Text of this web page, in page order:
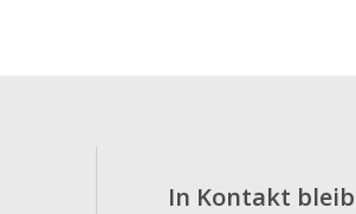
In Kontakt